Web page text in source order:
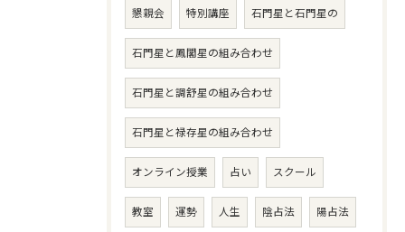
懇親会 特別講座 石門星と石門星の
石門星と鳳閣星の組み合わせ
石門星と調舒星の組み合わせ
石門星と禄存星の組み合わせ
オンライン授業 占い スクール
教室 運勢 人生 陰占法 陽占法